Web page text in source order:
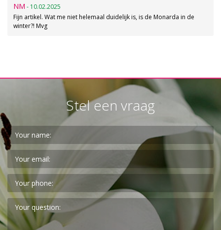
NM - 10.02.2025
Fijn artikel. Wat me niet helemaal duidelijk is, is de Monarda in de
winter?! Mvg
Stel een vraag